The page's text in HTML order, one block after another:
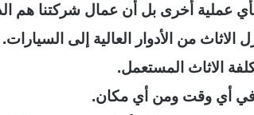
بأي عملية أخرى بل أن عمال شركتنا
من الأدوار العالية إلى السيارات.
الاثاث المستعمل.
في أي وقت ومن أي مكان.